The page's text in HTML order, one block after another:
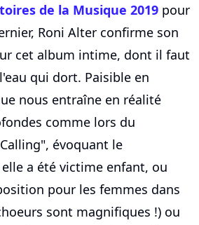
de la Musique 2019 pour
Roni Alter confirme son
cet album intime, dont il faut
qui dort. Paisible en
nous entraîne en réalité
comme lors du
évoquant le
a été victime enfant, ou
pour les femmes dans
sont magnifiques !) ou